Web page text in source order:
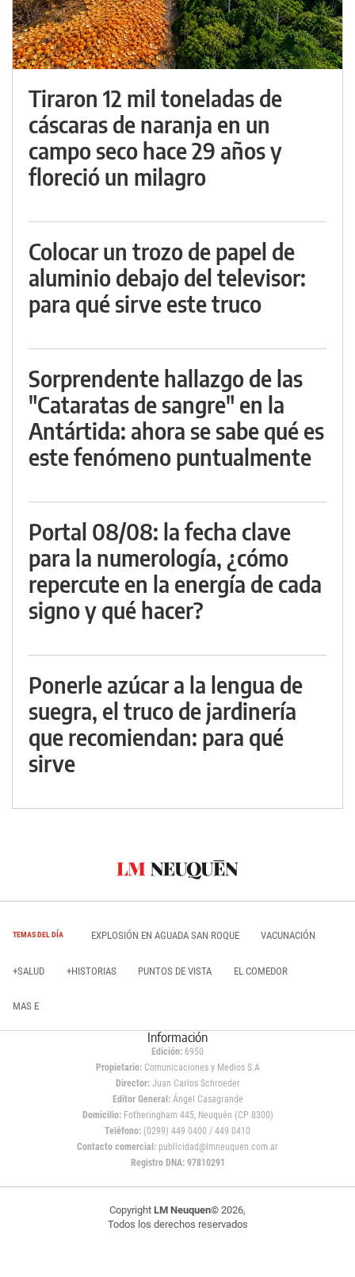
Tiraron 12 mil toneladas de
cáscaras de naranja en un
campo seco hace 29 años y
floreció un milagro
Colocar un trozo de papel de
aluminio debajo del televisor:
para qué sirve este truco
Sorprendente hallazgo de las
"Cataratas de sangre" en la
Antártida: ahora se sabe qué es
este fenómeno puntualmente
Portal 08/08: la fecha clave
para la numerología, ¿cómo
repercute en la energía de cada
signo y qué hacer?
Ponerle azúcar a la lengua de
suegra, el truco de jardinería
que recomiendan: para qué
sirve
TEMAS DEL DÍA EXPLOSIÓN EN AGUADA SAN ROQUE VACUNACIÓN
+SALUD +HISTORIAS PUNTOS DE VISTA EL COMEDOR
MAS E
Información
Edición: 6950
Propietario:Comunicaciones y Medios S.A
Director: Juan Carlos Schroeder
Editor General:Ángel Casagrande
Domicilio:Fotheringham 445, Neuquén (CP 8300)
Teléfono: (0299) 449 0400 / 449 0410
Contacto comercial: publicidad@lmneuquen.com.ar
Registro DNA: 97810291
Copyright LM Neuquen© 2026,
Todos los derechos reservados